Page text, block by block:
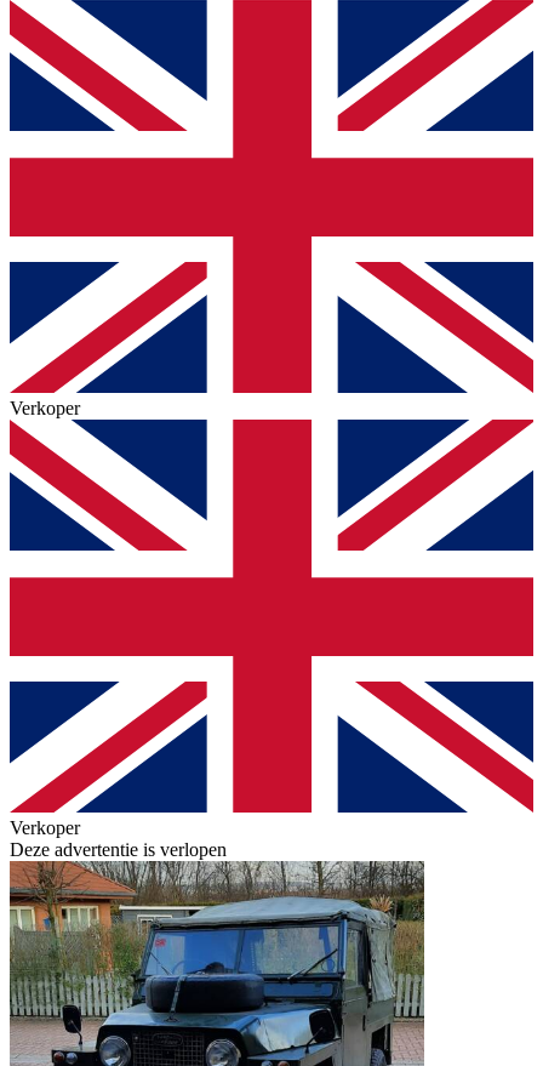
Verkoper
Verkoper
Deze advertentie is verlopen